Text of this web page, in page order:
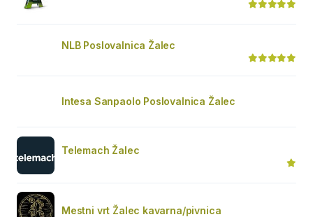
NLB Poslovalnica Žalec
Intesa Sanpaolo Poslovalnica Žalec
Telemach Žalec
Mestni vrt Žalec kavarna/pivnica